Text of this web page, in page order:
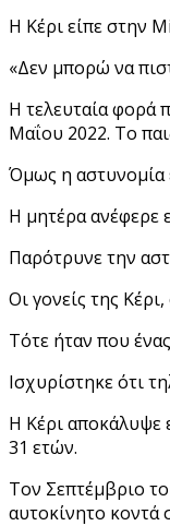
Η Κέρι είπε στην
«Δεν μπορώ να
Η τελευταία φορά
Μαΐου 2022. Το
Όμως η αστυνομία
Η μητέρα ανέφερε
Παρότρυνε την
Οι γονείς της
Τότε ήταν που
Ισχυρίστηκε ότι
Η Κέρι αποκάλυψε
31 ετών.
Τον Σεπτέμβριο
αυτοκίνητο κοντά